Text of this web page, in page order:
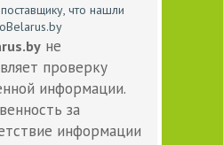
что нашли
не
проверку
информации.
за
информации